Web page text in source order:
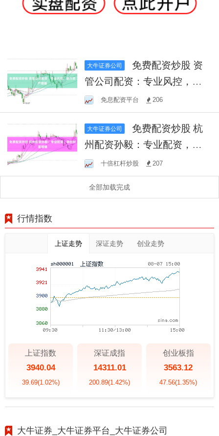
大牛证券公司
管公司配资：专业风控，助
力资产增值
免息配资平台 206
大牛证券公司
州配资孙毅：专业配资，助
您财富增值
十倍杠杆炒股 207
全部加载完成
行情指数
上证走势 深证走势 创业走势
上证指数
3940.04
39.69(1.02%)
深证成指
14311.01
200.89(1.42%)
创业板指
3563.12
47.56(1.35%)
大牛证券_大牛证券平台_大牛证券公司